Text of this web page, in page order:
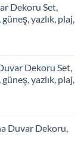
Dekoru Set,
yazlık, plaj,
Dekoru Set,
yazlık, plaj,
Duvar Dekoru,